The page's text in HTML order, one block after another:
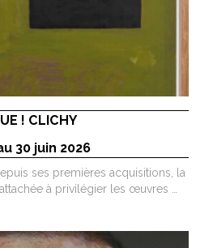
! CLICHY
30 juin 2026
ses premières acquisitions, la
à privilégier les œuvres …